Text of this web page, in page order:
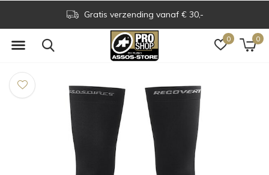
0 0
Gratis verzending vanaf € 30,-